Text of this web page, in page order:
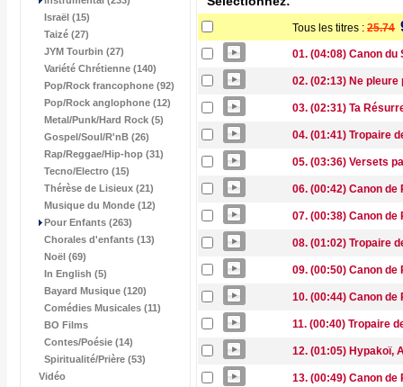
Israël (15)
Taizé (27)
JYM Tourbin (27)
Variété Chrétienne (140)
Pop/Rock francophone (92)
Pop/Rock anglophone (12)
Metal/Punk/Hard Rock (5)
Gospel/Soul/R'nB (26)
Rap/Reggae/Hip-hop (31)
Tecno/Electro (15)
Thérèse de Lisieux (21)
Musique du Monde (12)
Pour Enfants (263)
Chorales d'enfants (13)
Noël (69)
In English (5)
Bayard Musique (120)
Comédies Musicales (11)
BO Films
Contes/Poésie (14)
Spiritualité/Prière (53)
Vidéo
Tous les titres : 25.74
01. (04:08) Canon du
02. (02:13) Ne pleure
03. (02:31) Ta
04. (01:41) Tropaire
05. (03:36) Versets
06. (00:42) Canon de
07. (00:38) Canon de
08. (01:02) Tropaire
09. (00:50) Canon de
10. (00:44) Canon de
11. (00:40) Tropaire
12. (01:05) Hypakoï,
13. (00:49) Canon de